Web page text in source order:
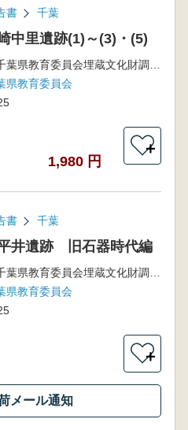
書 千葉
中里遺跡(1)～(3)・(5)
県教育委員会
1,980 円
＋
書 千葉
井遺跡 旧石器時代編
県教育委員会
＋
メール通知